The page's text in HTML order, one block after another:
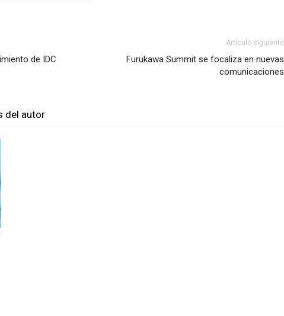
de IDC
Artículo siguiente
Furukawa Summit se focaliza en nuevas
comunicaciones
del autor